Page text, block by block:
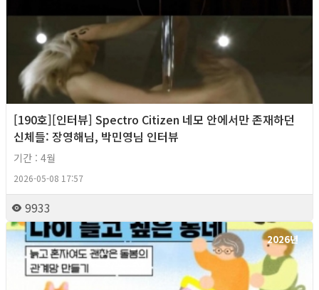
[190호][인터뷰] Spectro Citizen 네모 안에서만 존재하던
신체들: 장영해님, 박민영님 인터뷰
기간 : 4월
2026-05-08 17:57
9933
2026년